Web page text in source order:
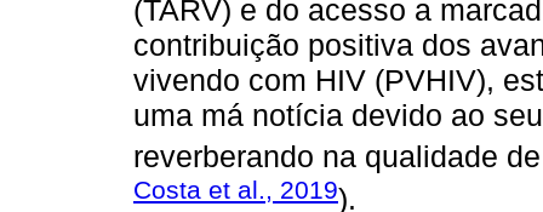
(TARV) e do acesso a
contribuição positiva dos
vivendo com HIV (PVHIV),
uma má notícia devido ao
reverberando na qualidade
Costa et al., 2019).